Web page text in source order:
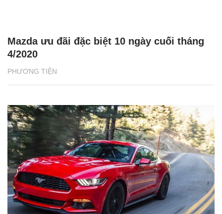
PHƯƠNG TIỆN
Mazda ưu đãi đặc biệt 10 ngày cuối tháng
4/2020